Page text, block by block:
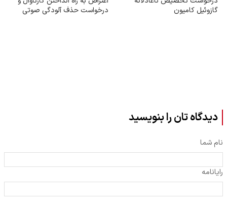
گازوئیل کامیون
درخواست حذف آلودگی صوتی
دیدگاه تان را بنویسید
نام شما
رایانامه